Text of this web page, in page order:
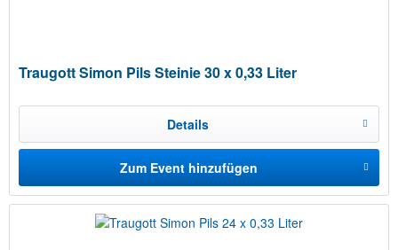
Traugott Simon Pils Steinie 30 x 0,33 Liter
Details
Zum Event hinzufügen